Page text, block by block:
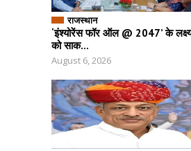
राजस्थान
‘इंश्योरेंस फॉर ऑल @ 2047’ के
को साक...
August 6, 2026